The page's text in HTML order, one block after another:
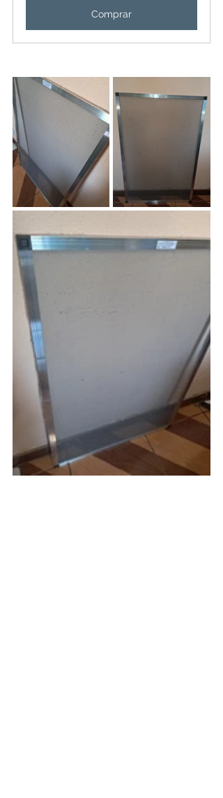
Comprar